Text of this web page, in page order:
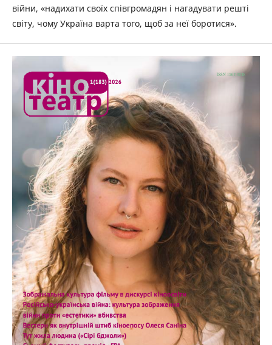
війни, «надихати своїх співгромадян і нагадувати решті
світу, чому Україна варта того, щоб за неї боротися».